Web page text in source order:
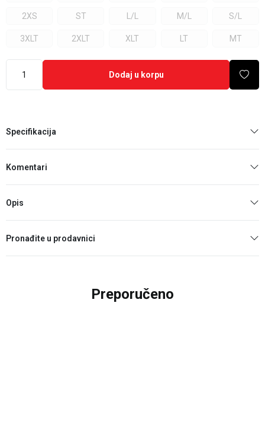
2XS ST L/L M/L S/L
3XLT 2XLT XLT LT MT
Dodaj u korpu
Specifikacija
Komentari
Opis
Pronađite u prodavnici
Preporučeno